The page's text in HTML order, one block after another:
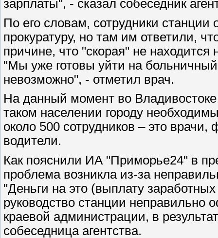
зарплаты", - сказал собеседник
По его словам, сотрудники
прокуратуру, но там им ответили,
причине, что "скорая" не
"Мы уже готовы уйти на
невозможно", - отметил врач.
На данный момент во
таком населении городу
около 500 сотрудников – это
водители.
Как пояснили ИА "Приморье24" в
проблема возникла из-за
"Деньги на это (выплату
руководство станции неправильно
краевой администрации, в
собеседница агентства.